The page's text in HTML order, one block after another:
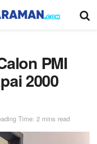
PMI
2000
Time: 2 mins read